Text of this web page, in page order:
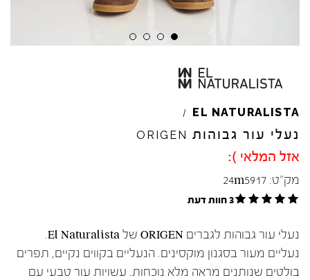
EL NATURALISTA
/
נעלי עור גבוהות ORIGEN
אזל המלאי ):
מק"ט: 24m5917
3 חוות דעת
נעלי עור גבוהות לגברים ORIGEN של El Naturalista.
נעליים מעור בסגנון מוקסינים. הנעליים בקווים נקיים, תפרים
בולטים שנותנים מראה מלא נוכחות. עשויות עור טבעי עם